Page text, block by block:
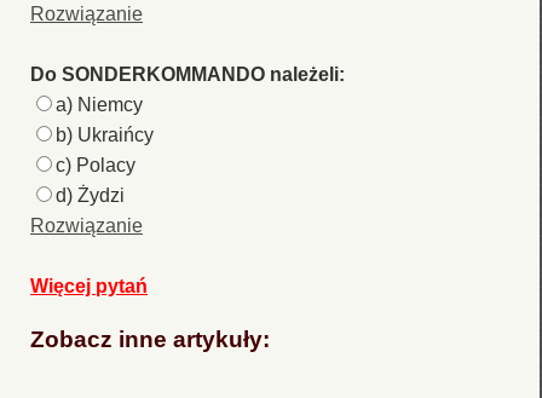
Rozwiązanie
Do SONDERKOMMANDO należeli:
a) Niemcy
b) Ukraińcy
c) Polacy
d) Żydzi
Rozwiązanie
Więcej pytań
Zobacz inne artykuły: